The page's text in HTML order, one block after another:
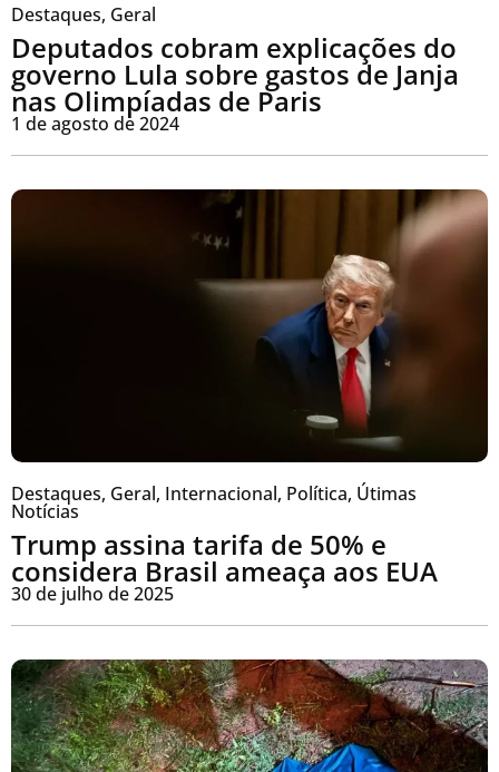
Destaques, Geral
Deputados cobram explicações do
governo Lula sobre gastos de Janja
nas Olimpíadas de Paris
1 de agosto de 2024
Destaques, Geral, Internacional, Política, Útimas
Notícias
Trump assina tarifa de 50% e
considera Brasil ameaça aos EUA
30 de julho de 2025